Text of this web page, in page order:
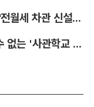
조국혁신당, 靑에 새로운 시각 촉구…"전월세 차관 신설해야"
한병도 "3번의 육사 쿠데타…간과할 수 없는 '사관학교 통합' 명분"